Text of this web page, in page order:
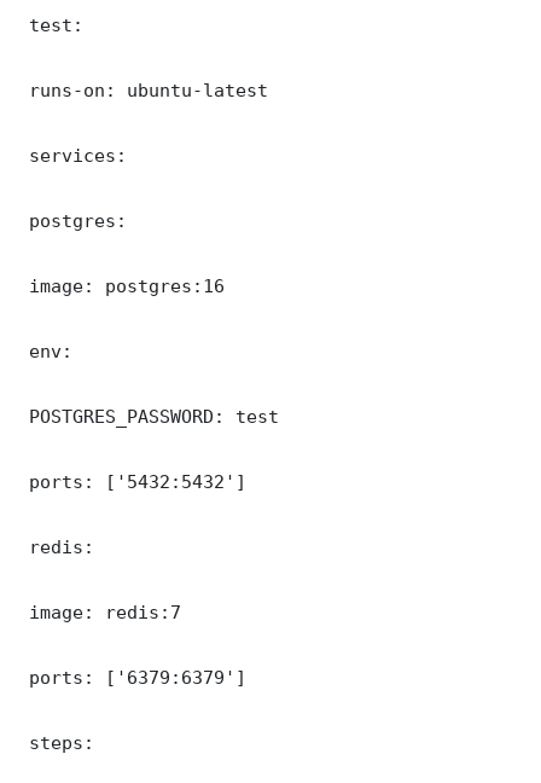
test:
runs-on: ubuntu-latest
services:
postgres:
image: postgres:16
env:
POSTGRES_PASSWORD: test
ports: ['5432:5432']
redis:
image: redis:7
ports: ['6379:6379']
steps: